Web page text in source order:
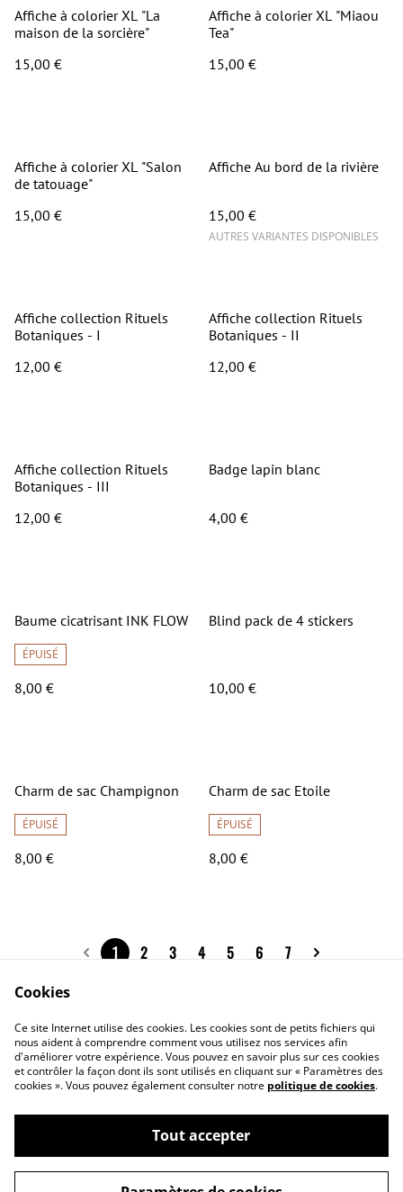
Affiche à colorier XL "La
maison de la sorcière"
15,00 €
Affiche à colorier XL "Miaou
Tea"
15,00 €
Affiche à colorier XL "Salon
de tatouage"
15,00 €
Affiche Au bord de la rivière
15,00 €
AUTRES VARIANTES DISPONIBLES
Affiche collection Rituels
Botaniques - I
12,00 €
Affiche collection Rituels
Botaniques - II
12,00 €
Affiche collection Rituels
Botaniques - III
12,00 €
Badge lapin blanc
4,00 €
Baume cicatrisant INK FLOW
ÉPUISÉ
8,00 €
Blind pack de 4 stickers
10,00 €
Charm de sac Champignon
ÉPUISÉ
8,00 €
Charm de sac Etoile
ÉPUISÉ
8,00 €
1 2 3 4 5 6 7
Contact
Conditions générales
Politique de
confidentialité
Politique de cookies
Cookies
Ce site Internet utilise des cookies. Les cookies sont de petits fichiers qui
nous aident à comprendre comment vous utilisez nos services afin
d'améliorer votre expérience. Vous pouvez en savoir plus sur ces cookies
et contrôler la façon dont ils sont utilisés en cliquant sur « Paramètres des
cookies ». Vous pouvez également consulter notre politique de cookies.
Tout accepter